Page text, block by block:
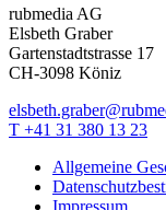
rubmedia AG
Elsbeth Graber
Gartenstadtstrasse 17
CH-3098 Köniz
T +41 31 380 13 23
Allgemeine
Impressum